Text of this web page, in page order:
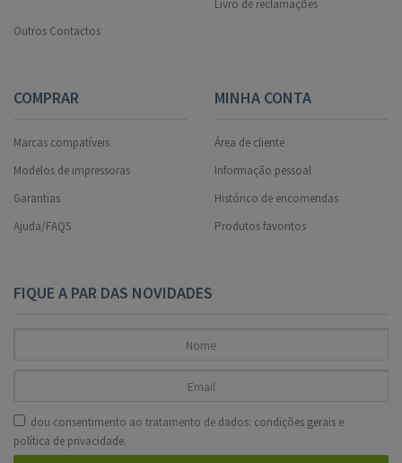
Outros Contactos
Livro de reclamações
COMPRAR
Marcas compatíveis
Modelos de impressoras
Garantias
Ajuda/FAQS
MINHA CONTA
Área de cliente
Informação pessoal
Histórico de encomendas
Produtos favoritos
FIQUE A PAR DAS NOVIDADES
dou consentimento ao tratamento de dados: condições gerais e
política de privacidade.